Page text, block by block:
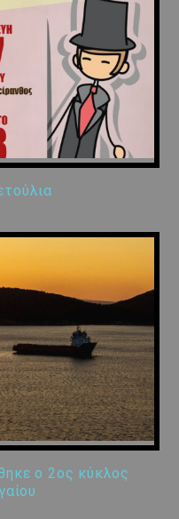
ο 2ος κύκλος